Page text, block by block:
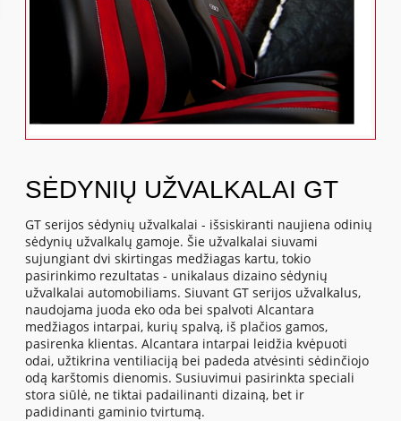
SĖDYNIŲ UŽVALKALAI GT
GT serijos sėdynių užvalkalai - išsiskiranti naujiena odinių
sėdynių užvalkalų gamoje. Šie užvalkalai siuvami
sujungiant dvi skirtingas medžiagas kartu, tokio
pasirinkimo rezultatas - unikalaus dizaino sėdynių
užvalkalai automobiliams. Siuvant GT serijos užvalkalus,
naudojama juoda eko oda bei spalvoti Alcantara
medžiagos intarpai, kurių spalvą, iš plačios gamos,
pasirenka klientas. Alcantara intarpai leidžia kvėpuoti
odai, užtikrina ventiliaciją bei padeda atvėsinti sėdinčiojo
odą karštomis dienomis. Susiuvimui pasirinkta speciali
stora siūlė, ne tiktai padailinanti dizainą, bet ir
padidinanti gaminio tvirtumą.